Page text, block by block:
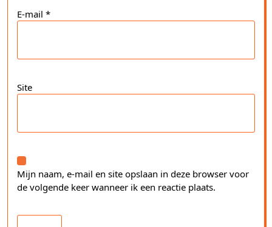
E-mail *
Site
Mijn naam, e-mail en site opslaan in deze browser voor
de volgende keer wanneer ik een reactie plaats.